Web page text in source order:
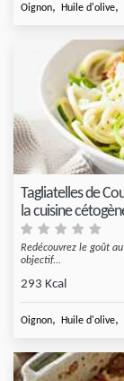
Oignon, Huile d'olive,
Tagliatelles de
la cuisine
Redécouvrez le goût
objectif...
293 Kcal
Oignon, Huile d'olive,